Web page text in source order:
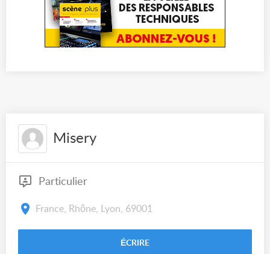
Misery
Particulier
France, Rhône, Lyon, 69001
ÉCRIRE